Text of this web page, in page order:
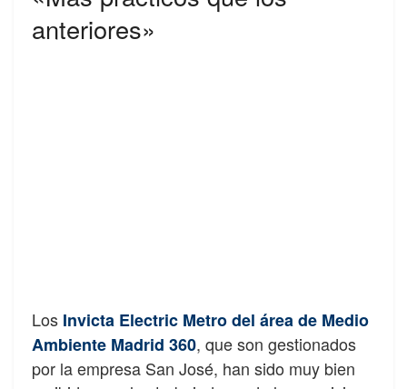
anteriores»
Los Invicta Electric Metro del área de Medio
Ambiente Madrid 360, que son gestionados
por la empresa San José, han sido muy bien